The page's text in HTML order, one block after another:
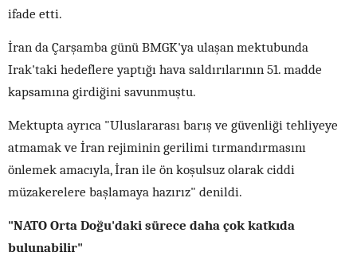
ifade etti.
İran da Çarşamba günü BMGK'ya ulaşan mektubunda
Irak'taki hedeflere yaptığı hava saldırılarının 51. madde
kapsamına girdiğini savunmuştu.
Mektupta ayrıca "Uluslararası barış ve güvenliği tehliyeye
atmamak ve İran rejiminin gerilimi tırmandırmasını
önlemek amacıyla, İran ile ön koşulsuz olarak ciddi
müzakerelere başlamaya hazırız" denildi.
"NATO Orta Doğu'daki sürece daha çok katkıda
bulunabilir"